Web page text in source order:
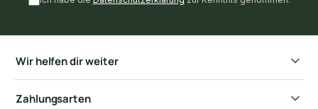
Wir helfen dir weiter
Zahlungsarten